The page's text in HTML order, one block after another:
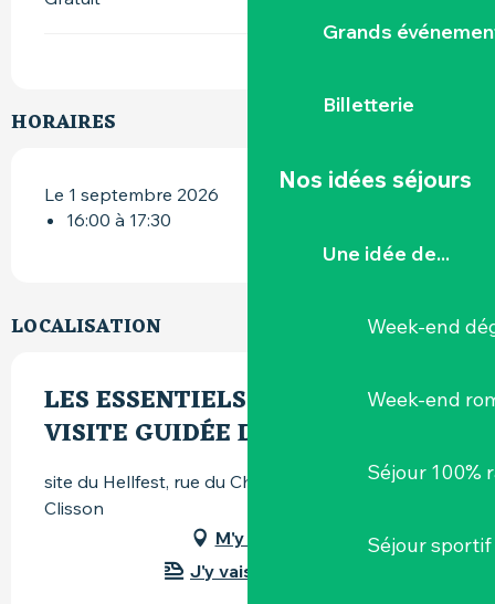
Grands
Billetterie
Nos idées séjours
Une idée de...
Week-end
Week-end
Séjour 100%
Séjour sportif
HORAIRES
Le 1 septembre 2026
16:00 à 17:30
LOCALISATION
LES ESSENTIELS DU HELLFEST -
VISITE GUIDÉE DU SITE
site du Hellfest, rue du Champ-Louet, 44190
Clisson
M'y rendre
J'y vais en train !